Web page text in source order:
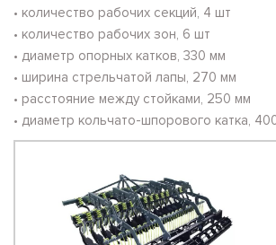
• количество рабочих секций, 4 шт
• количество рабочих зон, 6 шт
• диаметр опорных катков, 330 мм
• ширина стрельчатой лапы, 270 мм
• расстояние между стойками, 250 мм
• диаметр кольчато-шпорового катка,